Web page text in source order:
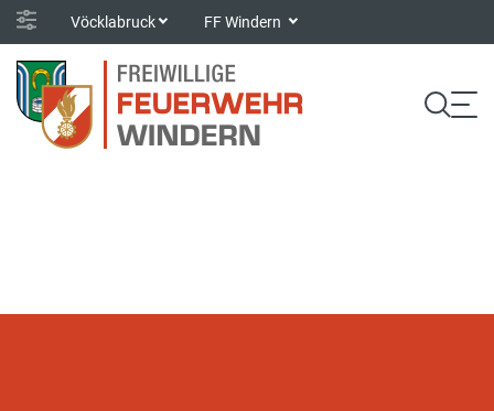
Vöcklabruck FF Windern